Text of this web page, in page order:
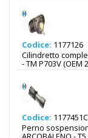
Codice: 1177126
Cilindretto
- TM P703V (OEM
Codice: 1177451C
Perno